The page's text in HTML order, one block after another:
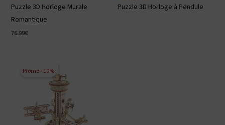
Note
5.00
sur 5
Puzzle 3D Horloge Murale
Romantique
76.99€
Note
4.50
Puzzle 3D Horloge à Pendule
Promo - 10%